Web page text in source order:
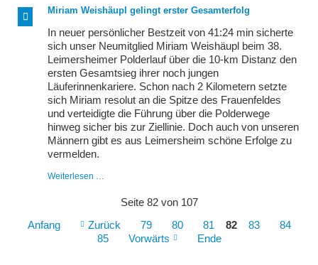
Heel-
Lauf
und
LSGler
ganz
vorne
mit
Miriam Weishäupl gelingt erster Gesamterfolg
In neuer persönlicher Bestzeit von 41:24 min sicherte
sich unser Neumitglied Miriam Weishäupl beim 38.
Leimersheimer Polderlauf über die 10-km Distanz den
ersten Gesamtsieg ihrer noch jungen
Läuferinnenkariere. Schon nach 2 Kilometern setzte
sich Miriam resolut an die Spitze des Frauenfeldes
und verteidigte die Führung über die Polderwege
hinweg sicher bis zur Ziellinie. Doch auch von unseren
Männern gibt es aus Leimersheim schöne Erfolge zu
vermelden.
Weiterlesen …
gelingt
ersterSeite 82 von 107
Anfang
Zurück 79 80 81 82 83
84
85
Vorwärts Ende